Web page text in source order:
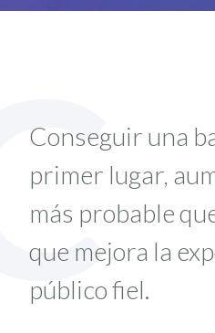
C
Conseguir una
primer lugar,
más probable
que mejora la
público fiel.